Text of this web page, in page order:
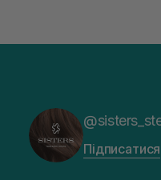
Підписатися